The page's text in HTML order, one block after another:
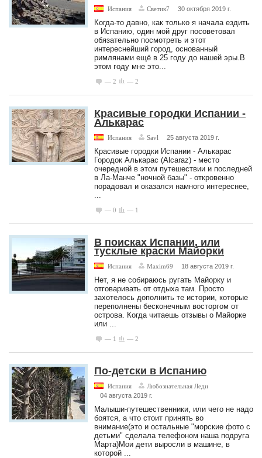
Испания Светик7 30 октября 2019 г.
Когда-то давно, как только я начала ездить
в Испанию, один мой друг посоветовал
обязательно посмотреть и этот
интереснейший город, основанный
римлянами ещё в 25 году до нашей эры.В
этом году мне это...
— 2 — 2
Красивые городки Испании -
Алькарас
Испания Savl 25 августа 2019 г.
Красивые городки Испании - Алькарас
Городок Алькарас (Alcaraz) - место
очередной в этом путешествии и последней
в Ла-Манче "ночной базы" - откровенно
порадовал и оказался намного интереснее,
...
— 0 — 1
В поисках Испании, или
тусклые краски Майорки
Испания Maxim69 18 августа 2019 г.
Нет, я не собираюсь ругать Майорку и
отговаривать от отдыха там. Просто
захотелось дополнить те истории, которые
переполнены бесконечным восторгом от
острова. Когда читаешь отзывы о Майорке
или ...
— 1 — 2
По-детски в Испанию
Испания
Любознательная Леди
04 августа 2019 г.
Малыши-путешественники, или чего не надо
боятся, а что стоит принять во
внимание(это и остальные "морские фото с
детьми" сделала телефоном наша подруга
Марта)Мои дети выросли в машине, в
которой ...